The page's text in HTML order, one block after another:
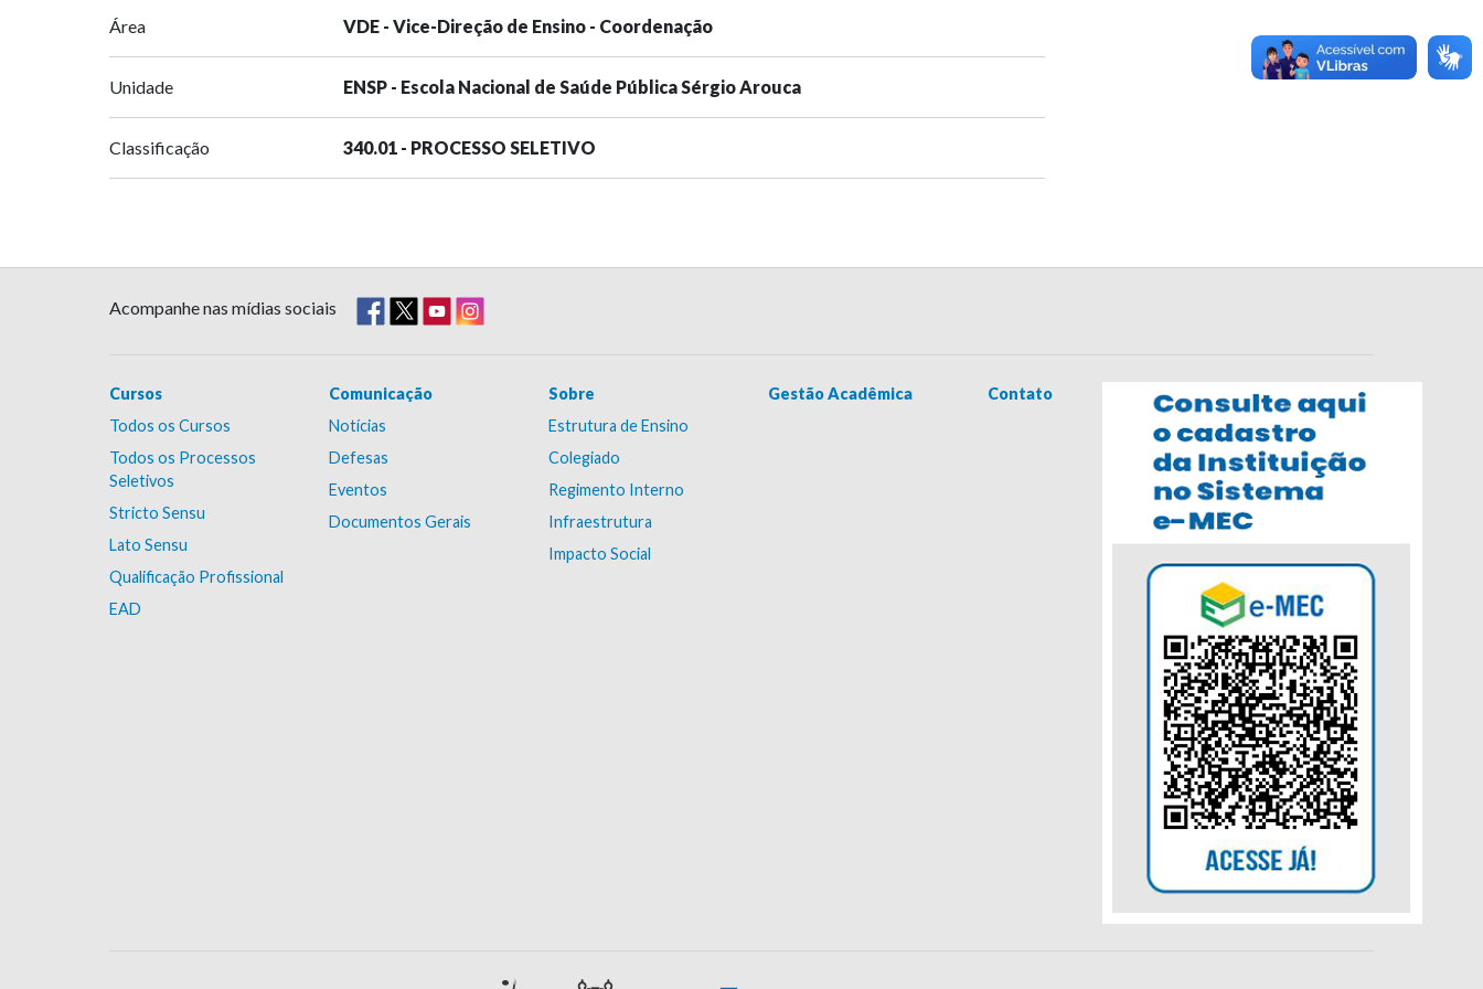
Área VDE - Vice-Direção de Ensino - Coordenação
Unidade ENSP - Escola Nacional de Saúde Pública Sérgio Arouca
Classificação 340.01 - PROCESSO SELETIVO
Acompanhe nas mídias sociais
Cursos
Todos os Cursos
Todos os Processos
Seletivos
Stricto Sensu
Lato Sensu
Qualificação Profissional
EAD
Comunicação
Notícias
Defesas
Eventos
Documentos Gerais
Sobre
Estrutura de Ensino
Colegiado
Regimento Interno
Infraestrutura
Impacto Social
Gestão Acadêmica Contato